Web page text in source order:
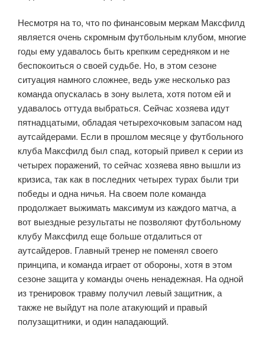
Несмотря на то, что по финансовым меркам Максфилд
является очень скромным футбольным клубом, многие
годы ему удавалось быть крепким середняком и не
беспокоиться о своей судьбе. Но, в этом сезоне
ситуация намного сложнее, ведь уже несколько раз
команда опускалась в зону вылета, хотя потом ей и
удавалось оттуда выбраться. Сейчас хозяева идут
пятнадцатыми, обладая четырехочковым запасом над
аутсайдерами. Если в прошлом месяце у футбольного
клуба Максфилд был спад, который привел к серии из
четырех поражений, то сейчас хозяева явно вышли из
кризиса, так как в последних четырех турах были три
победы и одна ничья. На своем поле команда
продолжает выжимать максимум из каждого матча, а
вот выездные результаты не позволяют футбольному
клубу Максфилд еще больше отдалиться от
аутсайдеров. Главный тренер не поменял своего
принципа, и команда играет от обороны, хотя в этом
сезоне защита у команды очень ненадежная. На одной
из тренировок травму получил левый защитник, а
также не выйдут на поле атакующий и правый
полузащитники, и один нападающий.